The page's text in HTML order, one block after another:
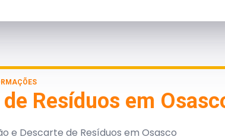
Resíduos em
e Descarte de Resíduos em Osasco